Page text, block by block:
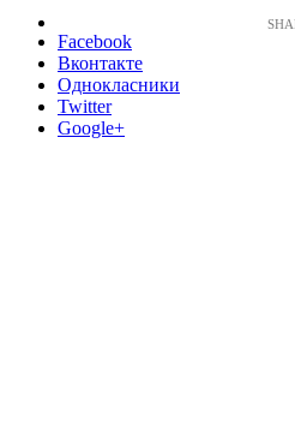
Facebook
Вконтакте
Однокласники
Twitter
Google+